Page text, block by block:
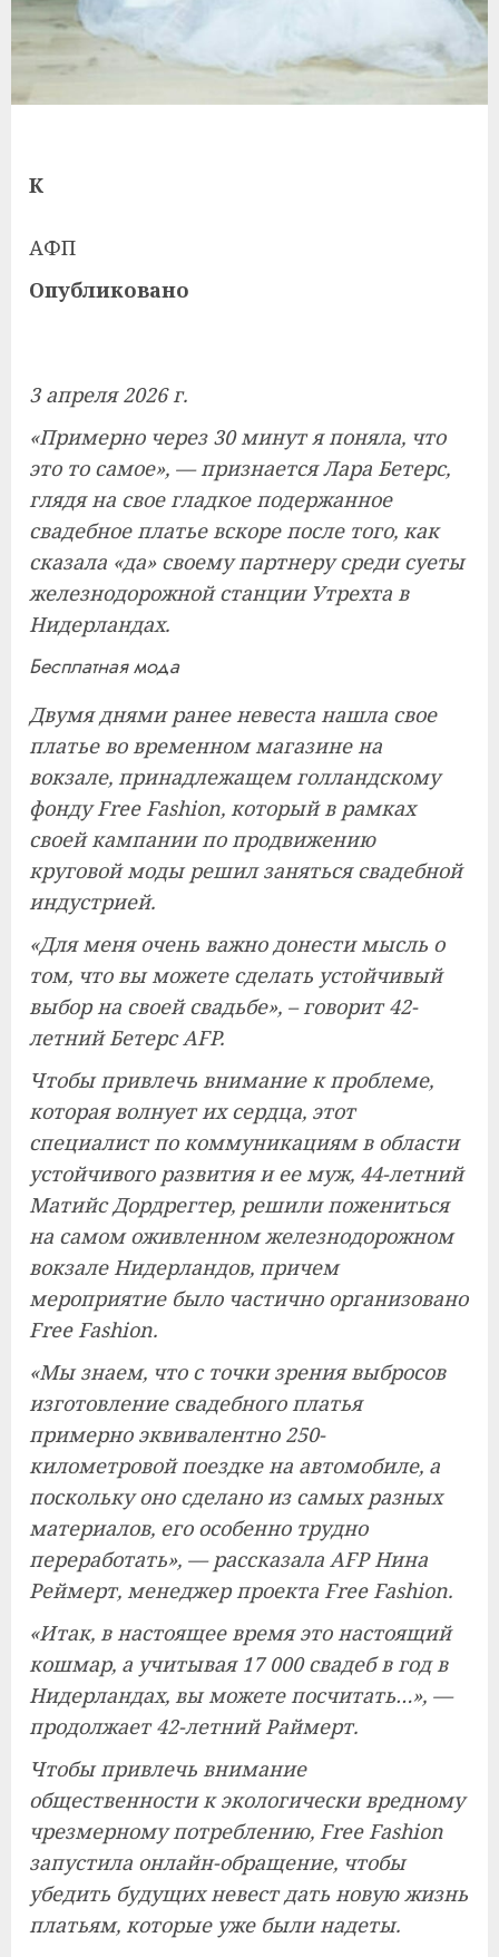
К
АФП
Опубликовано
3 апреля 2026 г.
«Примерно через 30 минут я поняла, что
это то самое», — признается Лара Бетерс,
глядя на свое гладкое подержанное
свадебное платье вскоре после того, как
сказала «да» своему партнеру среди суеты
железнодорожной станции Утрехта в
Нидерландах.
Бесплатная мода
Двумя днями ранее невеста нашла свое
платье во временном магазине на
вокзале, принадлежащем голландскому
фонду Free Fashion, который в рамках
своей кампании по продвижению
круговой моды решил заняться свадебной
индустрией.
«Для меня очень важно донести мысль о
том, что вы можете сделать устойчивый
выбор на своей свадьбе», – говорит 42-
летний Бетерс AFP.
Чтобы привлечь внимание к проблеме,
которая волнует их сердца, этот
специалист по коммуникациям в области
устойчивого развития и ее муж, 44-летний
Матийс Дордрегтер, решили пожениться
на самом оживленном железнодорожном
вокзале Нидерландов, причем
мероприятие было частично организовано
Free Fashion.
«Мы знаем, что с точки зрения выбросов
изготовление свадебного платья
примерно эквивалентно 250-
километровой поездке на автомобиле, а
поскольку оно сделано из самых разных
материалов, его особенно трудно
переработать», — рассказала AFP Нина
Реймерт, менеджер проекта Free Fashion.
«Итак, в настоящее время это настоящий
кошмар, а учитывая 17 000 свадеб в год в
Нидерландах, вы можете посчитать…», —
продолжает 42-летний Раймерт.
Чтобы привлечь внимание
общественности к экологически вредному
чрезмерному потреблению, Free Fashion
запустила онлайн-обращение, чтобы
убедить будущих невест дать новую жизнь
платьям, которые уже были надеты.